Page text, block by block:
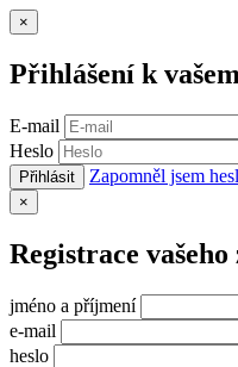
×
Přihlášení k
E-mail
Heslo
Přihlásit Zapomněl jsem
×
Registrace
jméno a příjmení
e-mail
heslo